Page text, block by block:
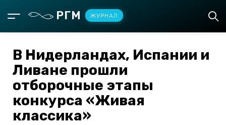
РГМ ЖУРНАЛ
В Нидерландах, Испании и
Ливане прошли
отборочные этапы
конкурса «Живая
классика»